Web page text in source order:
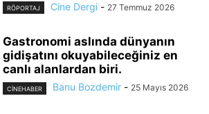
RÖPORTAJ Cine Dergi - 27 Temmuz 2026
Gastronomi aslında dünyanın
gidişatını okuyabileceğiniz en
canlı alanlardan biri.
CINEHABER Banu Bozdemir - 25 Mayıs 2026